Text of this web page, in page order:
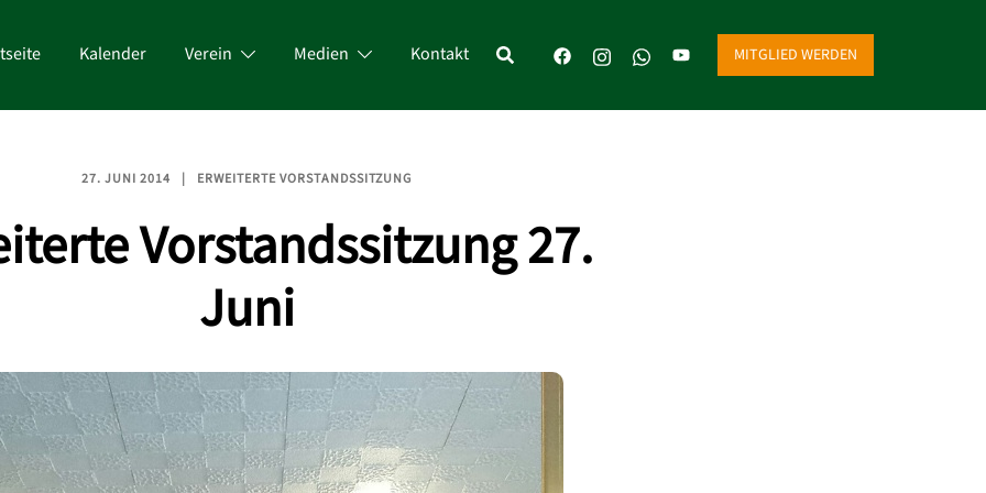
Kalender Verein Medien Kontakt MITGLIED WERDEN
27. JUNI 2014 ERWEITERTE VORSTANDSSITZUNG
Vorstandssitzung 27.
Juni